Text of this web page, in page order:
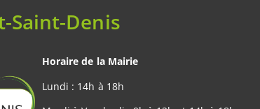
Saint-Denis
Horaire de la Mairie
Lundi : 14h à 18h